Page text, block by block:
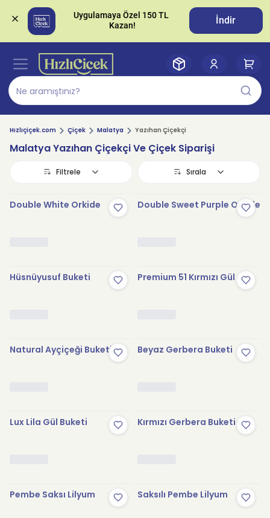
Uygulamaya Özel 150 TL
İndir
Hızlıçiçek.com Çiçek Malatya Yazıhan Çiçekçi
Malatya Yazıhan Çiçekçi Ve Çiçek Siparişi
Filtrele Sırala
Double White Orkide Double Sweet Purple Orkide
Hüsnüyusuf Buketi Premium 51 Kırmızı Gül
Natural Ayçiçeği Buketi Beyaz Gerbera Buketi
Lux Lila Gül Buketi Kırmızı Gerbera Buketi
Pembe Saksı Lilyum Saksılı Pembe Lilyum